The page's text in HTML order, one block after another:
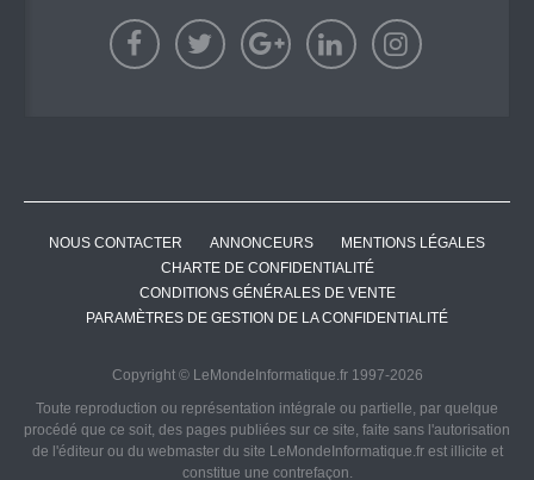
NOUS CONTACTER ANNONCEURS
MENTIONS LÉGALES
CHARTE DE CONFIDENTIALITÉ
CONDITIONS GÉNÉRALES DE VENTE
PARAMÈTRES DE GESTION DE LA CONFIDENTIALITÉ
Copyright © LeMondeInformatique.fr 1997-2026
Toute reproduction ou représentation intégrale ou partielle, par quelque
procédé que ce soit, des pages publiées sur ce site, faite sans l'autorisation
de l'éditeur ou du webmaster du site LeMondeInformatique.fr est illicite et
constitue une contrefaçon.